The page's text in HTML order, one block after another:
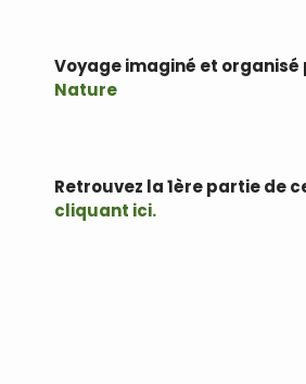
Voyage imaginé et organisé
Nature
Retrouvez la 1ère partie de
cliquant ici.